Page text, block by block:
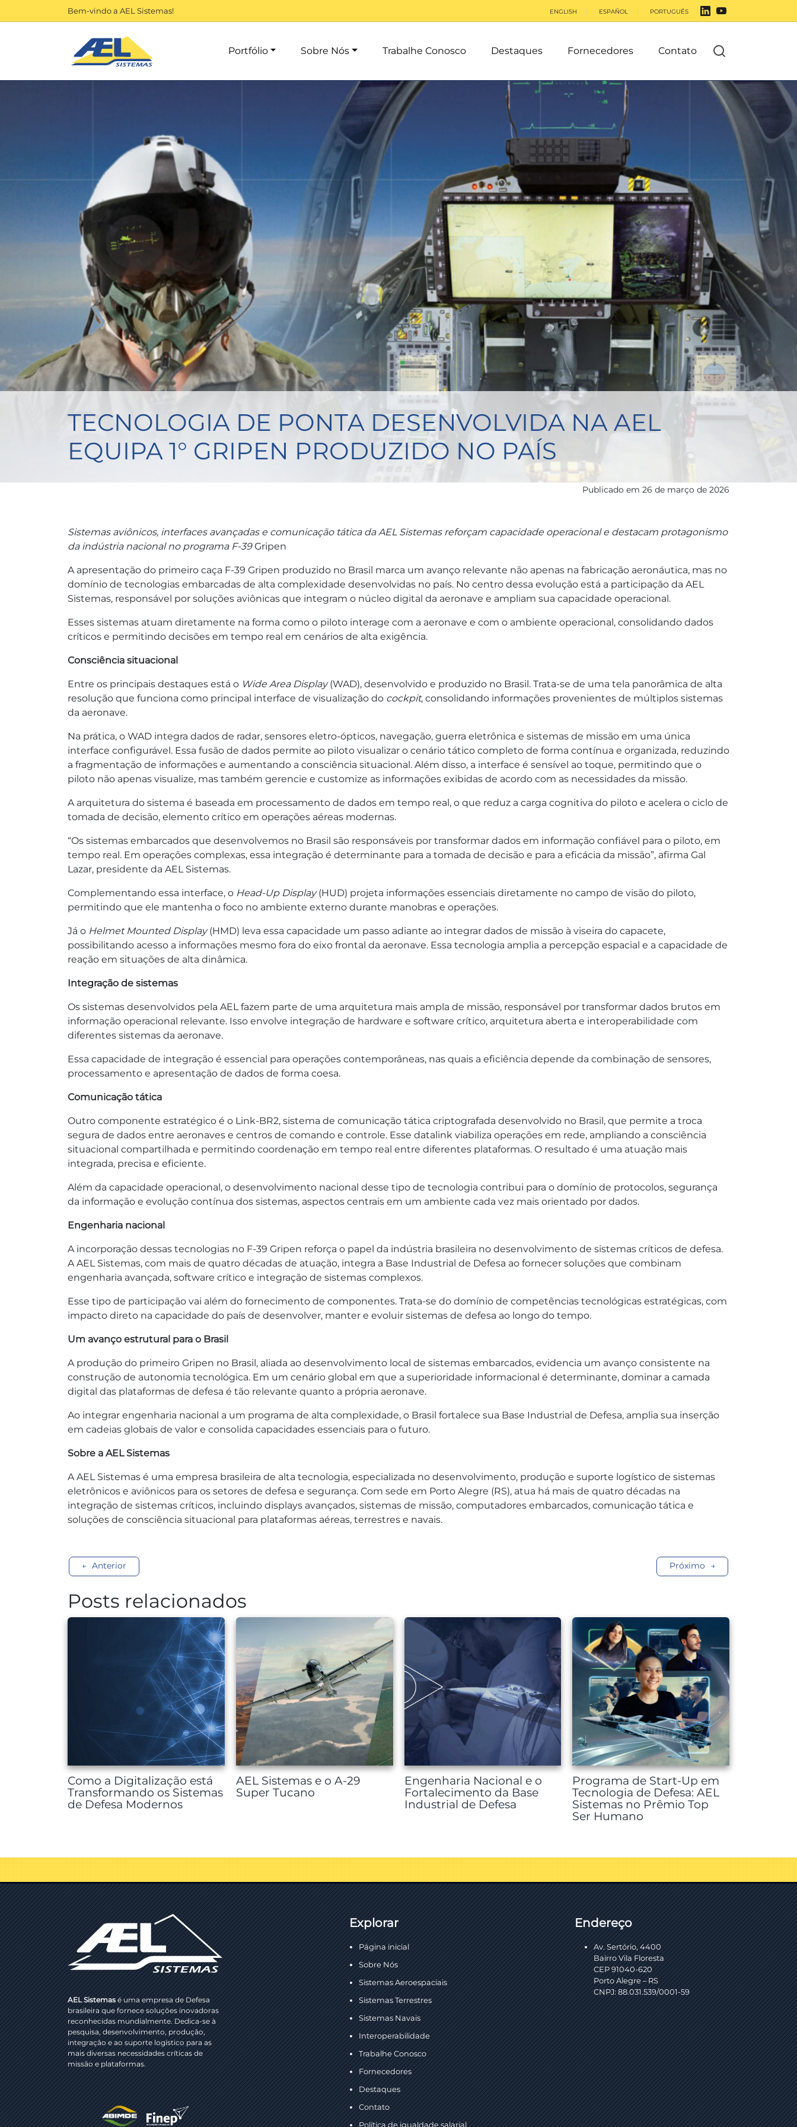
Bem-vindo a AEL Sistemas! ENGLISH ESPAÑOL PORTUGUÊS
Portfólio Sobre Nós Trabalhe Conosco Destaques Fornecedores Contato
TECNOLOGIA DE PONTA DESENVOLVIDA NA AEL
EQUIPA 1° GRIPEN PRODUZIDO NO PAÍS
Publicado em 26 de março de 2026
Sistemas aviônicos, interfaces avançadas e comunicação tática da AEL Sistemas reforçam capacidade operacional e destacam protagonismo
da indústria nacional no programa F-39Gripen
A apresentação do primeiro caça F-39 Gripen produzido no Brasil marca um avanço relevante não apenas na fabricação aeronáutica, mas no
domínio de tecnologias embarcadas de alta complexidade desenvolvidas no país. No centro dessa evolução está a participação da AEL
Sistemas, responsável por soluções aviônicas que integram o núcleo digital da aeronave e ampliam sua capacidade operacional.
Esses sistemas atuam diretamente na forma como o piloto interage com a aeronave e com o ambiente operacional, consolidando dados
críticos e permitindo decisões em tempo real em cenários de alta exigência.
Consciência situacional
Entre os principais destaques está o Wide Area Display(WAD), desenvolvido e produzido no Brasil. Trata-se de uma tela panorâmica de alta
resolução que funciona como principal interface de visualização do cockpit, consolidando informações provenientes de múltiplos sistemas
da aeronave.
Na prática, o WAD integra dados de radar, sensores eletro-ópticos, navegação, guerra eletrônica e sistemas de missão em uma única
interface configurável. Essa fusão de dados permite ao piloto visualizar o cenário tático completo de forma contínua e organizada, reduzindo
a fragmentação de informações e aumentando a consciência situacional. Além disso, a interface é sensível ao toque, permitindo que o
piloto não apenas visualize, mas também gerencie e customize as informações exibidas de acordo com as necessidades da missão.
A arquitetura do sistema é baseada em processamento de dados em tempo real, o que reduz a carga cognitiva do piloto e acelera o ciclo de
tomada de decisão, elemento crítico em operações aéreas modernas.
“Os sistemas embarcados que desenvolvemos no Brasil são responsáveis por transformar dados em informação confiável para o piloto, em
tempo real. Em operações complexas, essa integração é determinante para a tomada de decisão e para a eficácia da missão”, afirma Gal
Lazar, presidente da AEL Sistemas.
Complementando essa interface, o Head-Up Display(HUD) projeta informações essenciais diretamente no campo de visão do piloto,
permitindo que ele mantenha o foco no ambiente externo durante manobras e operações.
Já o Helmet Mounted Display(HMD) leva essa capacidade um passo adiante ao integrar dados de missão à viseira do capacete,
possibilitando acesso a informações mesmo fora do eixo frontal da aeronave. Essa tecnologia amplia a percepção espacial e a capacidade de
reação em situações de alta dinâmica.
Integração de sistemas
Os sistemas desenvolvidos pela AEL fazem parte de uma arquitetura mais ampla de missão, responsável por transformar dados brutos em
informação operacional relevante. Isso envolve integração de hardware e software crítico, arquitetura aberta e interoperabilidade com
diferentes sistemas da aeronave.
Essa capacidade de integração é essencial para operações contemporâneas, nas quais a eficiência depende da combinação de sensores,
processamento e apresentação de dados de forma coesa.
Comunicação tática
Outro componente estratégico é o Link-BR2, sistema de comunicação tática criptografada desenvolvido no Brasil, que permite a troca
segura de dados entre aeronaves e centros de comando e controle. Esse datalink viabiliza operações em rede, ampliando a consciência
situacional compartilhada e permitindo coordenação em tempo real entre diferentes plataformas. O resultado é uma atuação mais
integrada, precisa e eficiente.
Além da capacidade operacional, o desenvolvimento nacional desse tipo de tecnologia contribui para o domínio de protocolos, segurança
da informação e evolução contínua dos sistemas, aspectos centrais em um ambiente cada vez mais orientado por dados.
Engenharia nacional
A incorporação dessas tecnologias no F-39 Gripen reforça o papel da indústria brasileira no desenvolvimento de sistemas críticos de defesa.
A AEL Sistemas, com mais de quatro décadas de atuação, integra a Base Industrial de Defesa ao fornecer soluções que combinam
engenharia avançada, software crítico e integração de sistemas complexos.
Esse tipo de participação vai além do fornecimento de componentes. Trata-se do domínio de competências tecnológicas estratégicas, com
impacto direto na capacidade do país de desenvolver, manter e evoluir sistemas de defesa ao longo do tempo.
Um avanço estrutural para o Brasil
A produção do primeiro Gripen no Brasil, aliada ao desenvolvimento local de sistemas embarcados, evidencia um avanço consistente na
construção de autonomia tecnológica. Em um cenário global em que a superioridade informacional é determinante, dominar a camada
digital das plataformas de defesa é tão relevante quanto a própria aeronave.
Ao integrar engenharia nacional a um programa de alta complexidade, o Brasil fortalece sua Base Industrial de Defesa, amplia sua inserção
em cadeias globais de valor e consolida capacidades essenciais para o futuro.
Sobre a AEL Sistemas
A AEL Sistemas é uma empresa brasileira de alta tecnologia, especializada no desenvolvimento, produção e suporte logístico de sistemas
eletrônicos e aviônicos para os setores de defesa e segurança. Com sede em Porto Alegre (RS), atua há mais de quatro décadas na
integração de sistemas críticos, incluindo displays avançados, sistemas de missão, computadores embarcados, comunicação tática e
soluções de consciência situacional para plataformas aéreas, terrestres e navais.
Navegação
de
Post
Anterior Próximo
Posts relacionados
Como a Digitalização está
Transformando os Sistemas
de Defesa Modernos
AEL Sistemas e o A-29
Super Tucano
Engenharia Nacional e o
Fortalecimento da Base
Industrial de Defesa
Programa de Start-Up em
Tecnologia de Defesa: AEL
Sistemas no Prêmio Top
Ser Humano
AEL Sistemasé uma empresa de Defesa
brasileira que fornece soluções inovadoras
reconhecidas mundialmente. Dedica-se à
pesquisa, desenvolvimento, produção,
integração e ao suporte logístico para as
mais diversas necessidades críticas de
missão e plataformas.
Explorar
Página inicial
Sobre Nós
Sistemas Aeroespaciais
Sistemas Terrestres
Sistemas Navais
Interoperabilidade
Trabalhe Conosco
Fornecedores
Destaques
Contato
Política de igualdade salarial
Endereço
Av. Sertório, 4400
Bairro Vila Floresta
CEP 91040-620
Porto Alegre – RS
CNPJ: 88.031.539/0001-59